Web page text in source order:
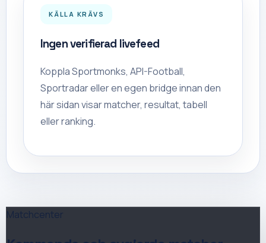
KÄLLA KRÄVS
Ingen verifierad livefeed
Koppla Sportmonks, API-Football,
Sportradar eller en egen bridge innan den
här sidan visar matcher, resultat, tabell
eller ranking.
Matchcenter